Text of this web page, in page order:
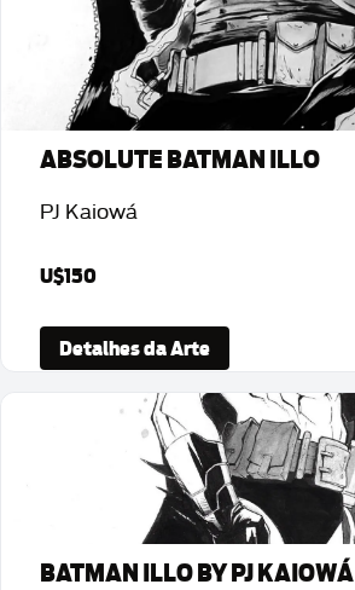
ABSOLUTE BATMAN ILLO
PJ Kaiowá
U$150
Detalhes da Arte
BATMAN ILLO BY PJ KAIOWÁ